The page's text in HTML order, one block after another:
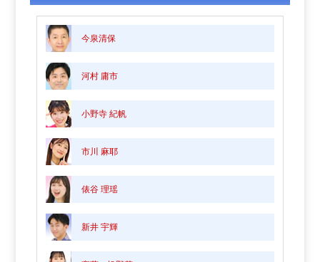
今泉清保
河村 庸市
小野寺 紀帆
市川 麻耶
俵谷 理瑶
新井 宇輝